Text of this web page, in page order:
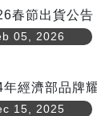
春節出貨公告
05, 2026
年經濟部品牌
15, 2025